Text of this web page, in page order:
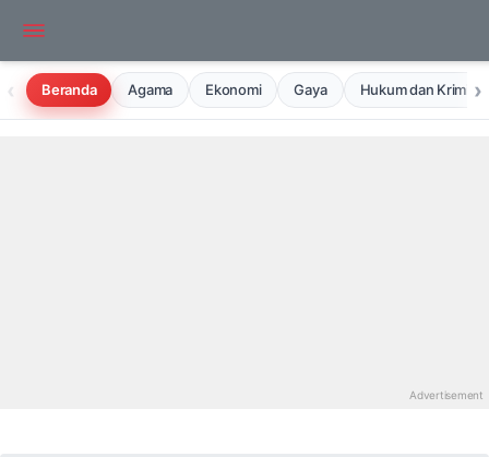
‹ Beranda Agama Ekonomi Gaya Hukum dan ›